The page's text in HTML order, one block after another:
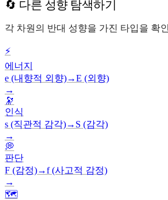
🔄 다른 성향 탐색하기
각 차원의 반대 성향을 가진 타입을 확
⚡
에너지
e (내향적 외향)→E (외향)
→
🔭
인식
s (직관적 감각)→ S (감각)
→
💭
판단
F (감정)→f (사고적 감정)
→
🗺️